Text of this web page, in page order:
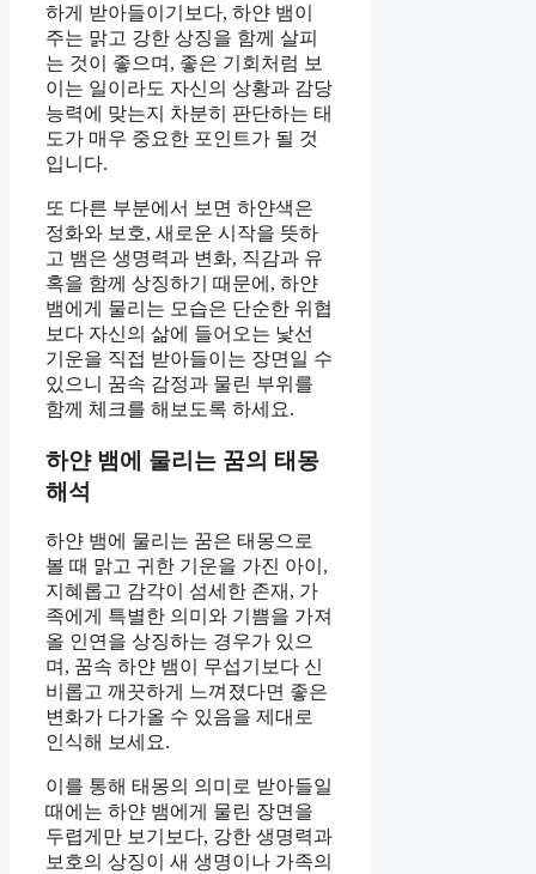
하게 받아들이기보다, 하얀 뱀이
주는 맑고 강한 상징을 함께 살피
는 것이 좋으며, 좋은 기회처럼 보
이는 일이라도 자신의 상황과 감당
능력에 맞는지 차분히 판단하는 태
도가 매우 중요한 포인트가 될 것
입니다.
또 다른 부분에서 보면 하얀색은
정화와 보호, 새로운 시작을 뜻하
고 뱀은 생명력과 변화, 직감과 유
혹을 함께 상징하기 때문에, 하얀
뱀에게 물리는 모습은 단순한 위협
보다 자신의 삶에 들어오는 낯선
기운을 직접 받아들이는 장면일 수
있으니 꿈속 감정과 물린 부위를
함께 체크를 해보도록 하세요.
하얀 뱀에 물리는 꿈의 태몽
해석
하얀 뱀에 물리는 꿈은 태몽으로
볼 때 맑고 귀한 기운을 가진 아이,
지혜롭고 감각이 섬세한 존재, 가
족에게 특별한 의미와 기쁨을 가져
올 인연을 상징하는 경우가 있으
며, 꿈속 하얀 뱀이 무섭기보다 신
비롭고 깨끗하게 느껴졌다면 좋은
변화가 다가올 수 있음을 제대로
인식해 보세요.
이를 통해 태몽의 의미로 받아들일
때에는 하얀 뱀에게 물린 장면을
두렵게만 보기보다, 강한 생명력과
보호의 상징이 새 생명이나 가족의